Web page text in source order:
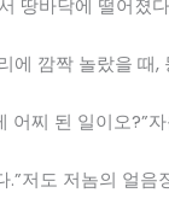
땅바닥에 떨어졌
에 깜짝 놀랐을 때
어찌 된 일이오?”
.”저도 저놈의 얼